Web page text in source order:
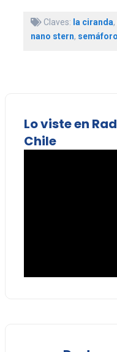
Claves: la ciranda,
nano stern, semáforo
Lo viste en
Chile